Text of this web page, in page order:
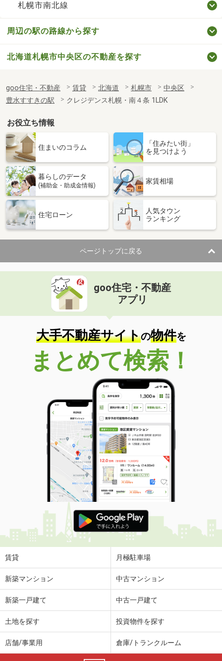
札幌市南北線
周辺の駅の路線から探す
北海道札幌市中央区の不動産を探す
goo住宅・不動産 賃貸 北海道 札幌市
中央区
豊水すすきの駅
クレジデンス札幌・南４条 1LDK
お役立ち情報
住まいのコラム
「住みたい街」
を見つけよう
暮らしのデータ
(補助金・助成金情報)
家賃相場
住宅ローン
人気タウン
ランキング
ページトップに戻る
goo住宅・不動産
アプリ
大手不動産サイトの物件を
まとめて検索！
賃貸 月極駐車場
新築マンション 中古マンション
新築一戸建て 中古一戸建て
土地を探す 投資物件を探す
店舗/事業用 倉庫/トランクルーム